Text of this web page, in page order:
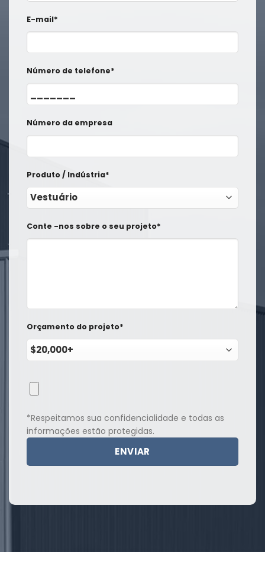
E-mail*
Número de telefone*
Número da empresa
Produto / Indústria*
Conte -nos sobre o seu projeto*
Orçamento do projeto*
*Respeitamos sua confidencialidade e todas as
informações estão protegidas.